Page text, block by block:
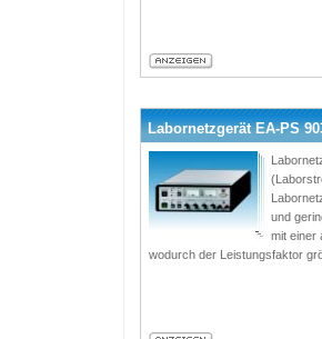
Labornetzgerät EA-PS
und
mit einer
wodurch der Leistungsfaktor